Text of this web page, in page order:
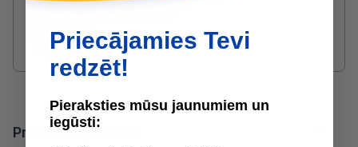
arturs@buvserviss.lv
Produkta īpašības
Priecājamies Tevi
redzēt!
Pieraksties mūsu jaunumiem un
iegūsti: